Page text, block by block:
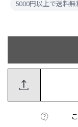
5000円以上で送料無